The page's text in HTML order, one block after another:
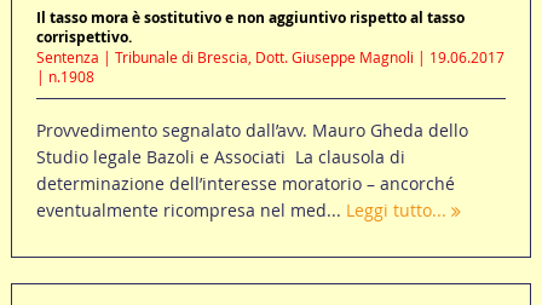
Il tasso mora è sostitutivo e non aggiuntivo rispetto al tasso
corrispettivo.
Sentenza | Tribunale di Brescia, Dott. Giuseppe Magnoli | 19.06.2017
| n.1908
Provvedimento segnalato dall’avv. Mauro Gheda dello
Studio legale Bazoli e Associati La clausola di
determinazione dell’interesse moratorio – ancorché
eventualmente ricompresa nel med... Leggi tutto...